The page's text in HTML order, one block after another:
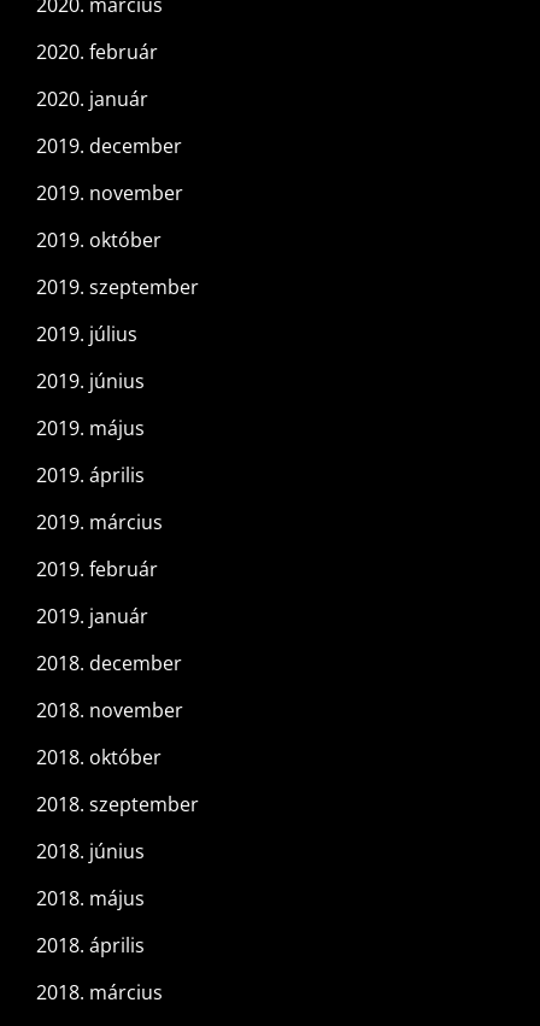
2020. február
2020. január
2019. december
2019. november
2019. október
2019. szeptember
2019. július
2019. június
2019. május
2019. április
2019. március
2019. február
2019. január
2018. december
2018. november
2018. október
2018. szeptember
2018. június
2018. május
2018. április
2018. március